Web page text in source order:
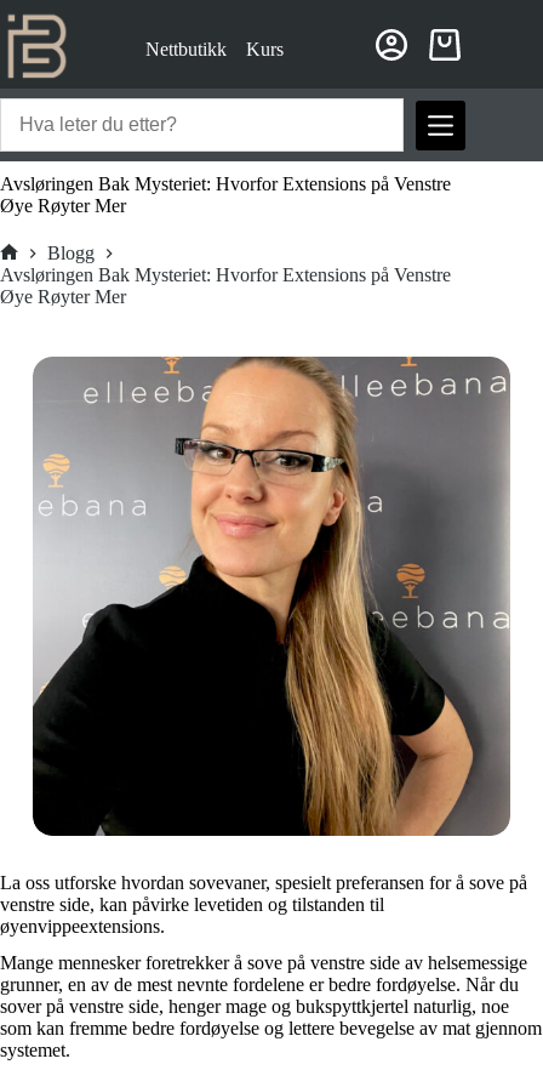
til
innholdet
Nettbutikk Kurs Handlekurv
Avsløringen Bak Mysteriet: Hvorfor Extensions på Venstre
Øye Røyter Mer
Hjem
Blogg
Avsløringen Bak Mysteriet: Hvorfor Extensions på Venstre
Øye Røyter Mer
La oss utforske hvordan sovevaner, spesielt preferansen for å sove på
venstre side, kan påvirke levetiden og tilstanden til
øyenvippeextensions.
Mange mennesker foretrekker å sove på venstre side av helsemessige
grunner, en av de mest nevnte fordelene er bedre fordøyelse. Når du
sover på venstre side, henger mage og bukspyttkjertel naturlig, noe
som kan fremme bedre fordøyelse og lettere bevegelse av mat gjennom
systemet.